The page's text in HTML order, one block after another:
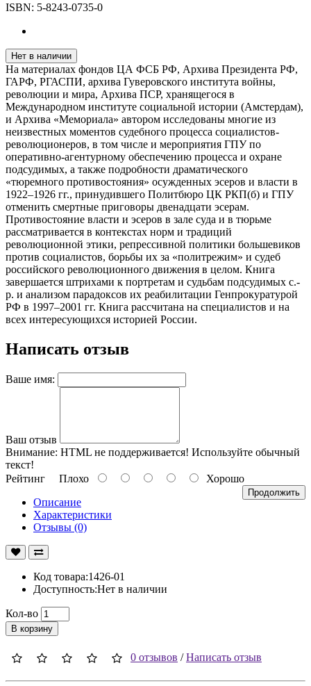
ISBN: 5-8243-0735-0
Нет в наличии
На материалах фондов ЦА ФСБ РФ, Архива Президента РФ,
ГАРФ, РГАСПИ, архива Гуверовского института войны,
революции и мира, Архива ПСР, хранящегося в
Международном институте социальной истории (Амстердам),
и Архива «Мемориала» автором исследованы многие из
неизвестных моментов судебного процесса социалистов-
революционеров, в том числе и мероприятия ГПУ по
оперативно-агентурному обеспечению процесса и охране
подсудимых, а также подробности драматического
«тюремного противостояния» осужденных эсеров и власти в
1922–1926 гг., принудившего Политбюро ЦК РКП(б) и ГПУ
отменить смертные приговоры двенадцати эсерам.
Противостояние власти и эсеров в зале суда и в тюрьме
рассматривается в контекстах норм и традиций
революционной этики, репрессивной политики большевиков
против социалистов, борьбы их за «политрежим» и судеб
российского революционного движения в целом. Книга
завершается штрихами к портретам и судьбам подсудимых с.-
р. и анализом парадоксов их реабилитации Генпрокуратурой
РФ в 1997–2001 гг. Книга рассчитана на специалистов и на
всех интересующихся историей России.
Написать отзыв
Ваше имя:
Ваш отзыв
Внимание: HTML не поддерживается! Используйте обычный
текст!
Рейтинг Плохо Хорошо
Продолжить
Описание
Характеристики
Отзывы (0)
Код товара:1426-01
Доступность:Нет в наличии
Кол-во
В корзину
0 отзывов /Написать отзыв